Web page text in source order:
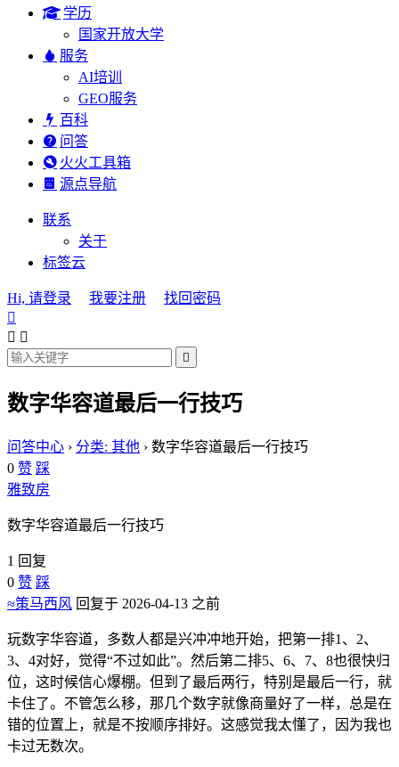
学历
国家开放大学
服务
AI培训
GEO服务
百科
问答
火火工具箱
源点导航
联系
关于
标签云
Hi, 请登录 我要注册
找回密码

 

数字华容道最后一行技巧
问答中心 › 分类: 其他 › 数字华容道最后一行技巧
0 赞 踩
雅致房
数字华容道最后一行技巧
1 回复
0 赞 踩
≈策马西风 回复于 2026-04-13 之前
玩数字华容道，多数人都是兴冲冲地开始，把第一排1、2、
3、4对好，觉得“不过如此”。然后第二排5、6、7、8也很快归
位，这时候信心爆棚。但到了最后两行，特别是最后一行，就
卡住了。不管怎么移，那几个数字就像商量好了一样，总是在
错的位置上，就是不按顺序排好。这感觉我太懂了，因为我也
卡过无数次。